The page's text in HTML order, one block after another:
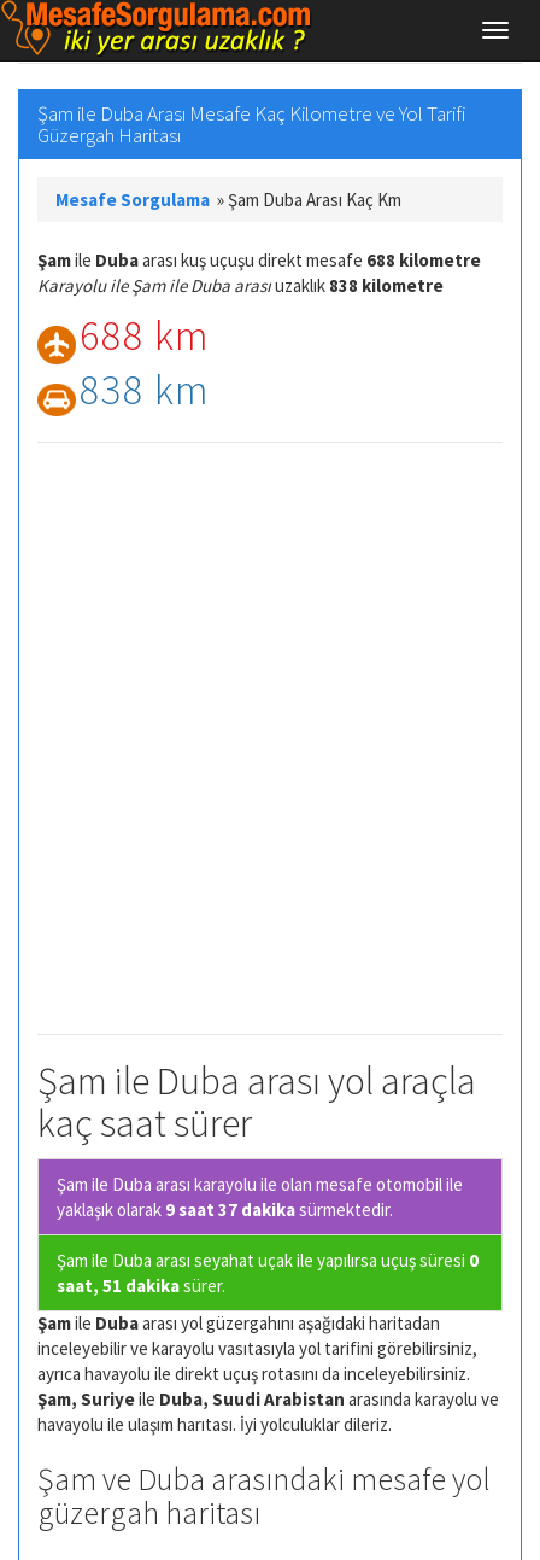
Şam ile Duba Arası Mesafe Kaç Kilometre ve Yol Tarifi
Güzergah Haritası
Mesafe Sorgulama »Şam Duba Arası Kaç Km
Şamile Dubaarası kuş uçuşu direkt mesafe 688 kilometre
Karayolu ile Şam ile Duba arasıuzaklık 838 kilometre
688 km
838 km
Şam ile Duba arası yol araçla
kaç saat sürer
Şam ile Duba arası karayolu ile olan mesafe otomobil ile
yaklaşık olarak 9 saat 37 dakikasürmektedir.
Şam ile Duba arası seyahat uçak ile yapılırsa uçuş süresi 0
saat, 51 dakikasürer.
Şamile Dubaarası yol güzergahını aşağıdaki haritadan
inceleyebilir ve karayolu vasıtasıyla yol tarifini görebilirsiniz,
ayrıca havayolu ile direkt uçuş rotasını da inceleyebilirsiniz.
Şam, Suriyeile Duba, Suudi Arabistan arasında karayolu ve
havayolu ile ulaşım harıtası. İyi yolculuklar dileriz.
Şam ve Duba arasındaki mesafe yol
güzergah haritası